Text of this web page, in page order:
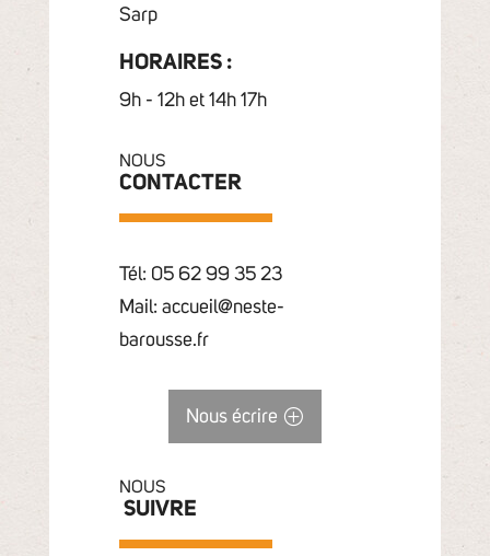
Sarp
HORAIRES :
9h - 12h et 14h 17h
NOUS
CONTACTER
Tél: 05 62 99 35 23
Mail: accueil@neste-
barousse.fr
Nous écrire
NOUS
SUIVRE